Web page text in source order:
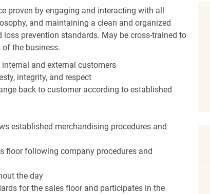
proven by engaging and interacting with all
and maintaining a clean and organized
prevention standards. May be cross-trained to
the business.
and external customers
integrity, and respect
back to customer according to established
established merchandising procedures and
floor following company procedures and
the day
for the sales floor and participates in the